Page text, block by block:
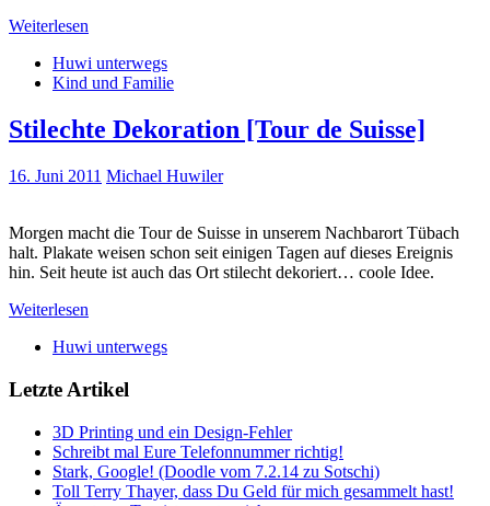
Weiterlesen
Huwi unterwegs
Kind und Familie
Stilechte Dekoration [Tour de Suisse]
16. Juni 2011 Michael Huwiler
Morgen macht die Tour de Suisse in unserem Nachbarort Tübach
halt. Plakate weisen schon seit einigen Tagen auf dieses Ereignis
hin. Seit heute ist auch das Ort stilecht dekoriert… coole Idee.
Weiterlesen
Huwi unterwegs
Letzte Artikel
3D Printing und ein Design-Fehler
Schreibt mal Eure Telefonnummer richtig!
Stark, Google! (Doodle vom 7.2.14 zu Sotschi)
Toll Terry Thayer, dass Du Geld für mich gesammelt hast!